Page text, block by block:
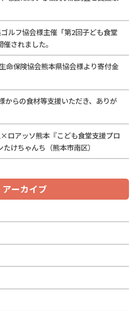
ルフ協会様主催「第2回子ども食堂
されました。
命保険協会熊本県協会様より寄付金
からの食材等支援いただき、ありが
ロアッソ熊本『こども食堂支援プロ
けちゃんち（熊本市南区）
アーカイブ